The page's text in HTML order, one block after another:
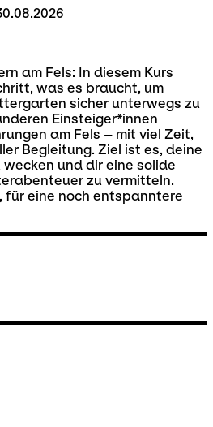
am Fels: In diesem Kurs
was es braucht, um
sicher unterwegs zu
Einsteiger*innen
am Fels – mit viel Zeit,
Begleitung. Ziel ist es, deine
und dir eine solide
zu vermitteln.
für eine noch entspanntere